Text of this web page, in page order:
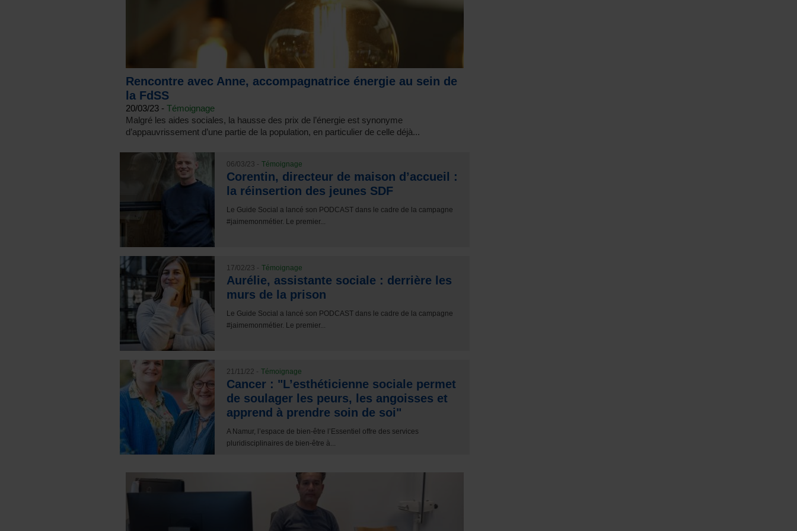
Rencontre avec Anne, accompagnatrice énergie au sein de
la FdSS
20/03/23 - Témoignage
Malgré les aides sociales, la hausse des prix de l’énergie est synonyme
d’appauvrissement d’une partie de la population, en particulier de celle déjà...
06/03/23 - Témoignage
Corentin, directeur de maison d’accueil :
la réinsertion des jeunes SDF
Le Guide Social a lancé son PODCAST dans le cadre de la campagne
#jaimemonmétier. Le premier...
17/02/23 - Témoignage
Aurélie, assistante sociale : derrière les
murs de la prison
Le Guide Social a lancé son PODCAST dans le cadre de la campagne
#jaimemonmétier. Le premier...
21/11/22 - Témoignage
Cancer : "L’esthéticienne sociale permet
de soulager les peurs, les angoisses et
apprend à prendre soin de soi"
A Namur, l’espace de bien-être l’Essentiel offre des services
pluridisciplinaires de bien-être à...